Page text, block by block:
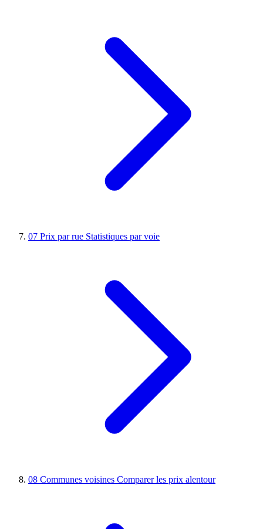
07 Prix par rue Statistiques par voie
08 Communes voisines Comparer les prix alentour